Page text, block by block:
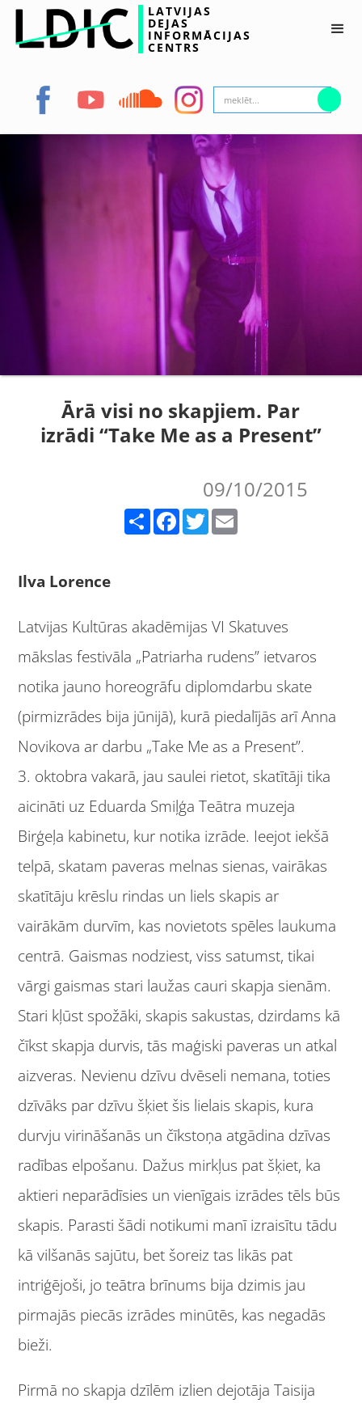
LATVIJAS
DEJAS
INFORMĀCIJAS
CENTRS
Ārā visi no skapjiem. Par
izrādi “Take Me as a Present”
09/10/2015
Facebook Twitter
Ilva Lorence
Latvijas Kultūras akadēmijas VI Skatuves
mākslas festivāla „Patriarha rudens” ietvaros
notika jauno horeogrāfu diplomdarbu skate
(pirmizrādes bija jūnijā), kurā piedalījās arī Anna
Novikova ar darbu „Take Me as a Present”.
3. oktobra vakarā, jau saulei rietot, skatītāji tika
aicināti uz Eduarda Smiļģa Teātra muzeja
Birģeļa kabinetu, kur notika izrāde. Ieejot iekšā
telpā, skatam paveras melnas sienas, vairākas
skatītāju krēslu rindas un liels skapis ar
vairākām durvīm, kas novietots spēles laukuma
centrā. Gaismas nodziest, viss satumst, tikai
vārgi gaismas stari laužas cauri skapja sienām.
Stari kļūst spožāki, skapis sakustas, dzirdams kā
čīkst skapja durvis, tās maģiski paveras un atkal
aizveras. Nevienu dzīvu dvēseli nemana, toties
dzīvāks par dzīvu šķiet šis lielais skapis, kura
durvju virināšanās un čīkstoņa atgādina dzīvas
radības elpošanu. Dažus mirkļus pat šķiet, ka
aktieri neparādīsies un vienīgais izrādes tēls būs
skapis. Parasti šādi notikumi manī izraisītu tādu
kā vilšanās sajūtu, bet šoreiz tas likās pat
intriģējoši, jo teātra brīnums bija dzimis jau
pirmajās piecās izrādes minūtēs, kas negadās
bieži.
Pirmā no skapja dzīlēm izlien dejotāja Taisija